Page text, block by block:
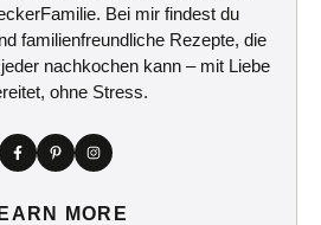
Bei mir findest du
familienfreundliche Rezepte, die
nachkochen kann – mit Liebe
ohne Stress.
MORE